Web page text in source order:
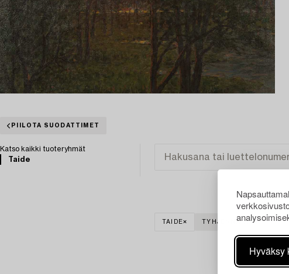
Hyväksy
PIILOTA SUODATTIMET
Katso kaikki tuoteryhmät
Taide
TAIDE TYHJENNÄ KAIKKI